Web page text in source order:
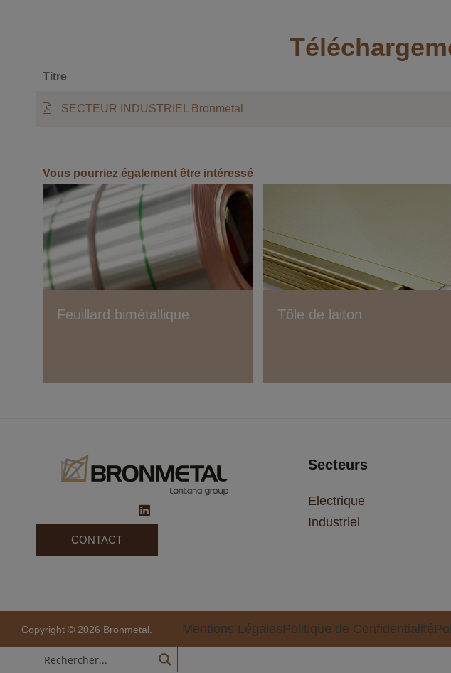
Titre
SECTEUR INDUSTRIEL Bronmetal
Vous pourriez également être intéressé
Feuillard bimétallique Tôle de laiton
CONTACT
Secteurs
Electrique
Industriel
Copyright © 2026 Bronmetal. Mentions LégalesPolitique de Confidentialité